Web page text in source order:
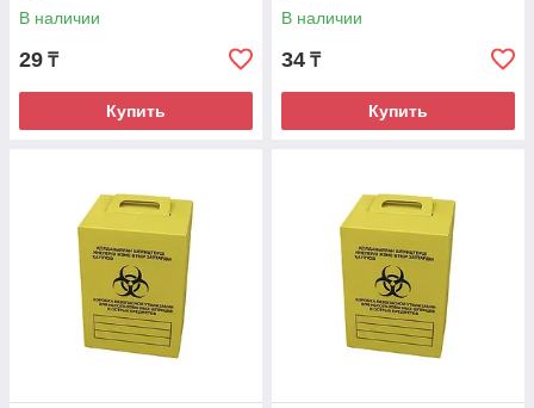
В наличии
29 ₸
Купить
В наличии
34 ₸
Купить